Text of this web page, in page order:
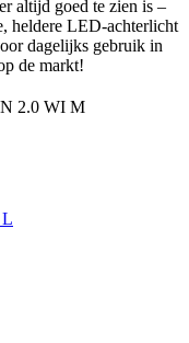
altijd goed te zien is –
heldere LED-achterlicht
dagelijks gebruik in
de markt!
2.0 WI M